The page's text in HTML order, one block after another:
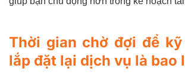
Thời gian chờ đợi để kỹ
lắp đặt lại dịch vụ là bao